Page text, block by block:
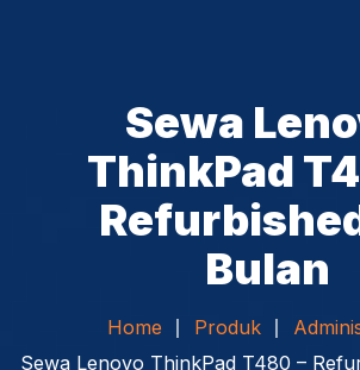
Sewa
ThinkPad
Bulan
Home Produk
Sewa Lenovo ThinkPad T480 –